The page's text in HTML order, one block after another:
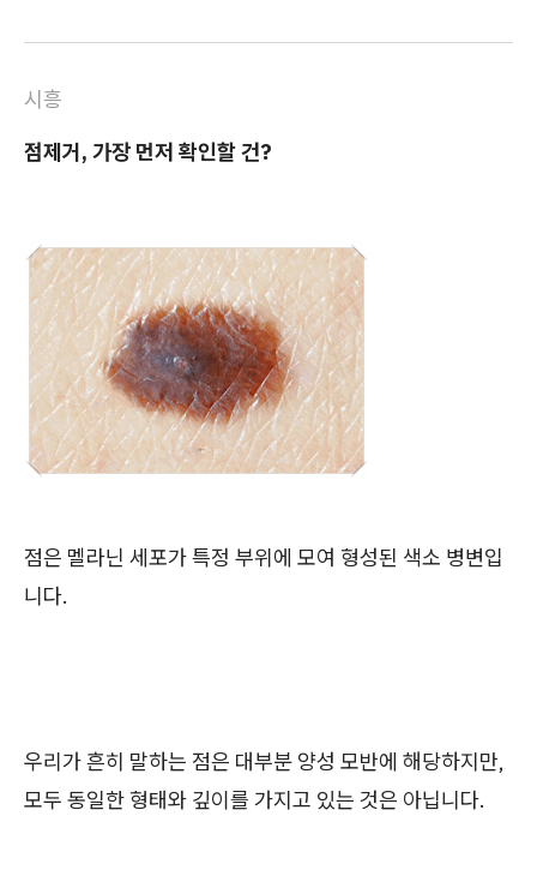
시흥
점제거, 가장 먼저 확인할 건?
점은 멜라닌 세포가 특정 부위에 모여 형성된 색소 병변입
니다.
우리가 흔히 말하는 점은 대부분 양성 모반에 해당하지만,
모두 동일한 형태와 깊이를 가지고 있는 것은 아닙니다.